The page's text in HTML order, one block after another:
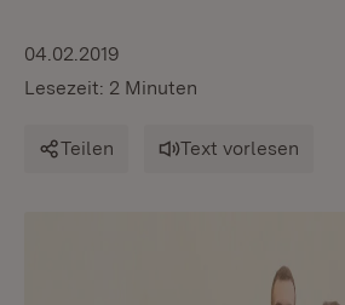
04.02.2019
Lesezeit: 2 Minuten
Teilen Text vorlesen